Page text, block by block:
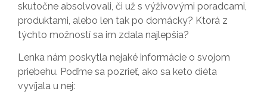
skutočne absolvovali, či už s výživovými poradcami,
produktami, alebo len tak po domácky? Ktorá z
týchto možností sa im zdala najlepšia?
Lenka nám poskytla nejaké informácie o svojom
priebehu. Poďme sa pozrieť, ako sa keto diéta
vyvíjala u nej: